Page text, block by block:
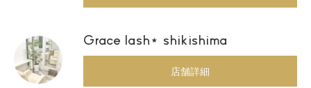
Grace lash⋆ shikishima
店舗詳細